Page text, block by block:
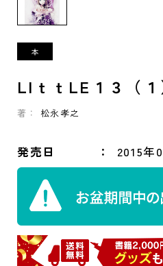
LIｔｔLE１３（１
著： 松永孝之
発売日 2015年